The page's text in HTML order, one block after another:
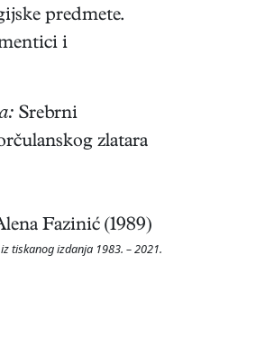
predmete.
i
Srebrni
zlatara
Fazinić (1989)
tiskanog izdanja 1983. – 2021.